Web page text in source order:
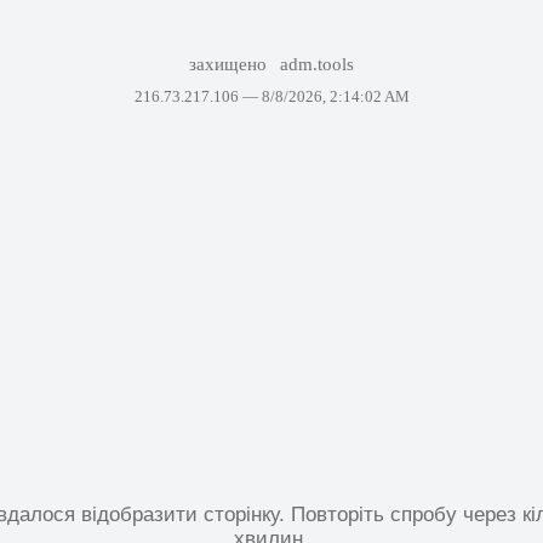
захищено adm.tools
216.73.217.106 — 8/8/2026, 2:14:02 AM
відобразити сторінку. Повторіть спробу через